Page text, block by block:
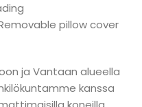
pillow cover
ja Vantaan alueella
kanssa